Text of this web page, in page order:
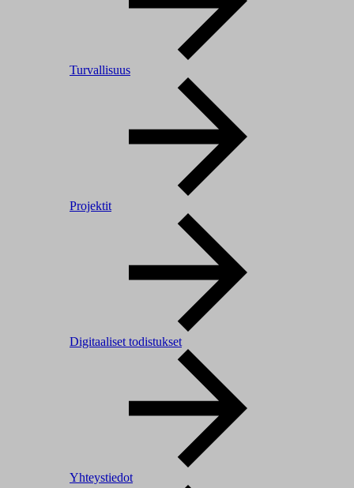
Turvallisuus
Projektit
Digitaaliset todistukset
Yhteystiedot